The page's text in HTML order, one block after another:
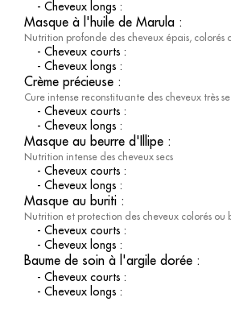
- Cheveux longs :
Masque à l'huile de Marula :
Nutrition profonde des cheveux épais, colorés
- Cheveux courts :
- Cheveux longs :
Crème précieuse :
Cure intense reconstituante des cheveux très
- Cheveux courts :
- Cheveux longs :
Masque au beurre d'Illipe :
Nutrition intense des cheveux secs
- Cheveux courts :
- Cheveux longs :
Masque au buriti :
Nutrition et protection des cheveux colorés ou
- Cheveux courts :
- Cheveux longs :
Baume de soin à l'argile dorée :
- Cheveux courts :
- Cheveux longs :